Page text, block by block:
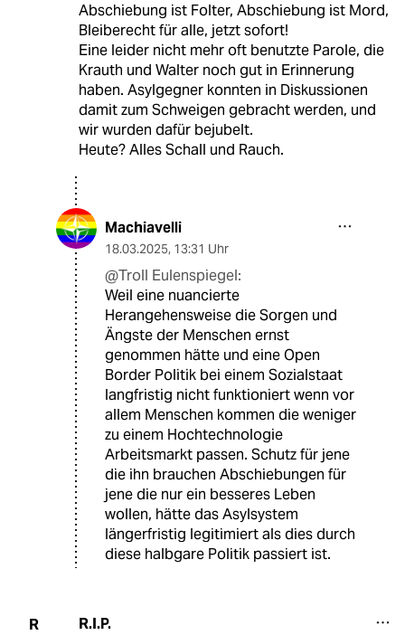
Abschiebung ist Folter, Abschiebung ist Mord,
Bleiberecht für alle, jetzt sofort!
Eine leider nicht mehr oft benutzte Parole, die
Krauth und Walter noch gut in Erinnerung
haben. Asylgegner konnten in Diskussionen
damit zum Schweigen gebracht werden, und
wir wurden dafür bejubelt.
Heute? Alles Schall und Rauch.
Machiavelli
18.03.2025, 13:31 Uhr
@Troll Eulenspiegel:
Weil eine nuancierte
Herangehensweise die Sorgen und
Ängste der Menschen ernst
genommen hätte und eine Open
Border Politik bei einem Sozialstaat
langfristig nicht funktioniert wenn vor
allem Menschen kommen die weniger
zu einem Hochtechnologie
Arbeitsmarkt passen. Schutz für jene
die ihn brauchen Abschiebungen für
jene die nur ein besseres Leben
wollen, hätte das Asylsystem
längerfristig legitimiert als dies durch
diese halbgare Politik passiert ist.
R R.I.P.